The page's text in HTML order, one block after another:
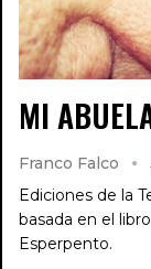
MI
Franco Falco
Ediciones de la
basada en el
Esperpento.